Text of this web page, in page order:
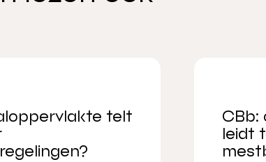
telt
CBb:
leidt